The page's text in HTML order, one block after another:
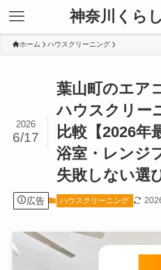
神奈川くら
ホーム ハウスクリーニング
葉山町のエア
ハウスクリー
比較【2026年
浴室・レンジ
失敗しない選
2026
6/17
広告 ハウスクリーニング